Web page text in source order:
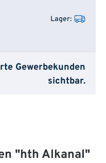
Gewerbekunden
sichtbar.
"hth Alkanal"